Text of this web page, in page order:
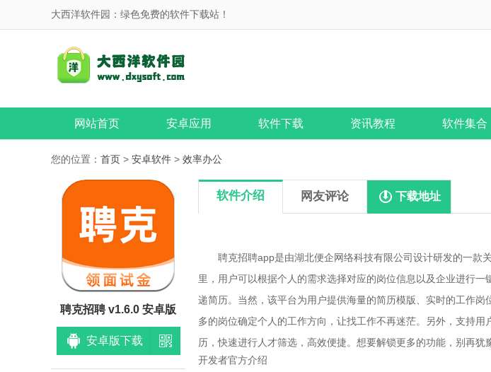
大西洋软件园：绿色免费的软件下载站！
网站首页 安卓应用 软件下载 资讯教程 软件集合
您的位置： 首页 > 安卓软件 > 效率办公
聘克招聘 v1.6.0 安卓版
安卓版下载
软件介绍 网友评论 下载地址
聘克招聘app是由湖北便企网络科技有限公司设计研发的一款
里，用户可以根据个人的需求选择对应的岗位信息以及企业进行
递简历。当然，该平台为用户提供海量的简历模版、实时的工作
多的岗位确定个人的工作方向，让找工作不再迷茫。另外，支持
历，快速进行人才筛选，高效便捷。想要解锁更多的功能，别再犹
开发者官方介绍